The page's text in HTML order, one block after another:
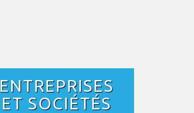
ENTREPRISES
ET SOCIÉTÉS